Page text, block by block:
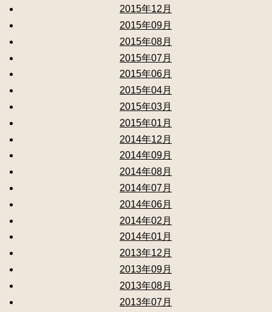
2015年12月
2015年09月
2015年08月
2015年07月
2015年06月
2015年04月
2015年03月
2015年01月
2014年12月
2014年09月
2014年08月
2014年07月
2014年06月
2014年02月
2014年01月
2013年12月
2013年09月
2013年08月
2013年07月